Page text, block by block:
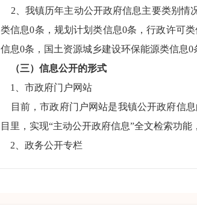
2、我镇历年主动公开政府信息主要类别情
类信息0条，规划计划类信息0条，行政许可
信息0条，国土资源城乡建设环保能源类信息
（三）信息公开的形式
1、市政府门户网站
目前，市政府门户网站是我镇公开政府信
目里，实现“主动公开政府信息”全文检索功能
2、政务公开专栏